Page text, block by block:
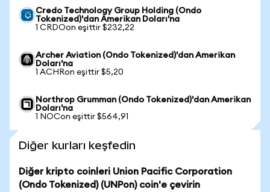
Credo Technology Group Holding (Ondo
Tokenized)'dan Amerikan Doları'na
1 CRDOon eşittir $232,22
Archer Aviation (Ondo Tokenized)'dan Amerikan
Doları'na
1 ACHRon eşittir $5,20
Northrop Grumman (Ondo Tokenized)'dan Amerikan
Doları'na
1 NOCon eşittir $564,91
Diğer kurları keşfedin
Diğer kripto coinleri Union Pacific Corporation
(Ondo Tokenized) (UNPon) coin'e çevirin